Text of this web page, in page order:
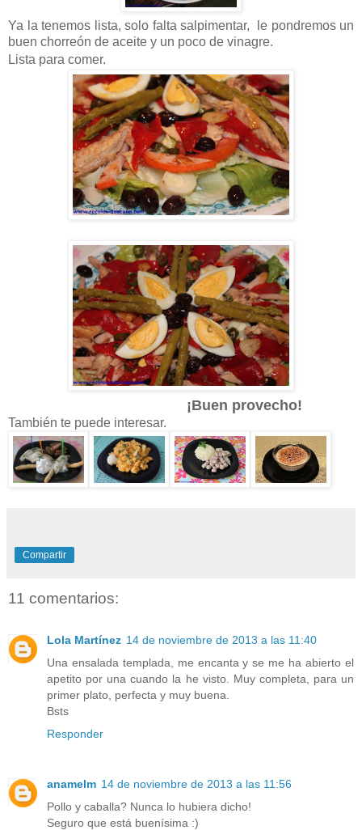
Ya la tenemos lista, solo falta salpimentar, le pondremos un
buen chorreón de aceite y un poco de vinagre.
Lista para comer.
¡Buen provecho!
También te puede interesar.
Compartir
11 comentarios:
Lola Martínez 14 de noviembre de 2013 a las 11:40
Una ensalada templada, me encanta y se me ha abierto el
apetito por una cuando la he visto. Muy completa, para un
primer plato, perfecta y muy buena.
Bsts
Responder
anamelm 14 de noviembre de 2013 a las 11:56
Pollo y caballa? Nunca lo hubiera dicho!
Seguro que está buenísima :)